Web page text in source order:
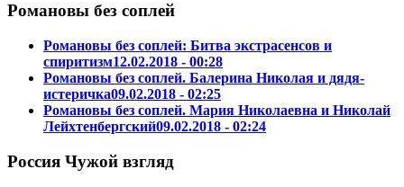
Романовы без соплей
Романовы без соплей: Битва экстрасенсов и
спиритизм12.02.2018 - 00:28
Романовы без соплей. Балерина Николая и дядя-
истеричка09.02.2018 - 02:25
Романовы без соплей. Мария Николаевна и Николай
Лейхтенбергский09.02.2018 - 02:24
Россия Чужой взгляд